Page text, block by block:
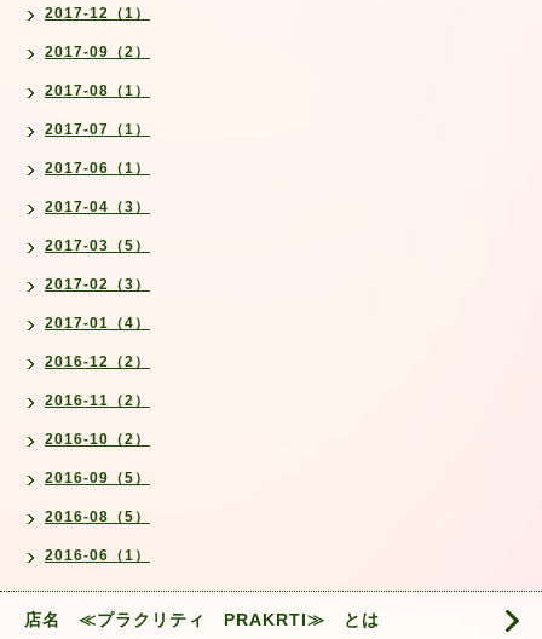
2017-12（1）
2017-09（2）
2017-08（1）
2017-07（1）
2017-06（1）
2017-04（3）
2017-03（5）
2017-02（3）
2017-01（4）
2016-12（2）
2016-11（2）
2016-10（2）
2016-09（5）
2016-08（5）
2016-06（1）
店名 ≪プラクリティ PRAKRTI≫ とは